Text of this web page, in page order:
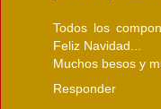
Todos los
Feliz Navidad...
Muchos besos y
Responder